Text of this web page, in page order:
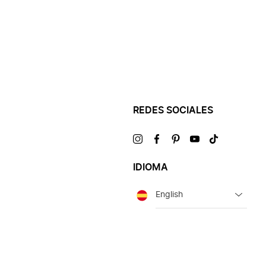
REDES SOCIALES
VisítanosVisítanosVisítanosVisítanosVisítanos
IDIOMA
Idioma